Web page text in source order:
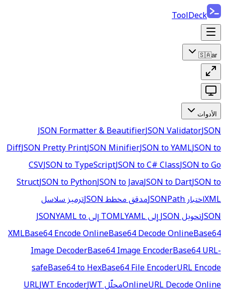
ToolDeck
🇸🇦ar
الأدوات
JSON Formatter & BeautifierJSON ValidatorJSON
DiffJSON Pretty PrintJSON MinifierJSON to YAMLJSON to
CSVJSON to TypeScriptJSON to C# ClassJSON to Go
StructJSON to PythonJSON to JavaJSON to DartJSON to
XMLاختبار JSONPath مدقق مخطط JSON
ترميز سلاسل
JSONتحويل JSON إلى TOML YAML إلى JSON
YAML to
XMLBase64 Encode OnlineBase64 Decode OnlineBase64
Image DecoderBase64 Image EncoderBase64 URL-
safeBase64 to HexBase64 File EncoderURL Encode
OnlineURL Decode Online محلّل URL JWT EncoderJWT